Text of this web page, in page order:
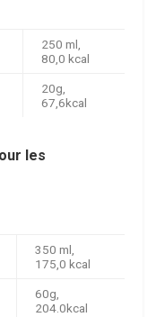
250 ml,
80,0 kcal
20g,
67,6kcal
les
350 ml,
175,0 kcal
60g,
204.0kcal